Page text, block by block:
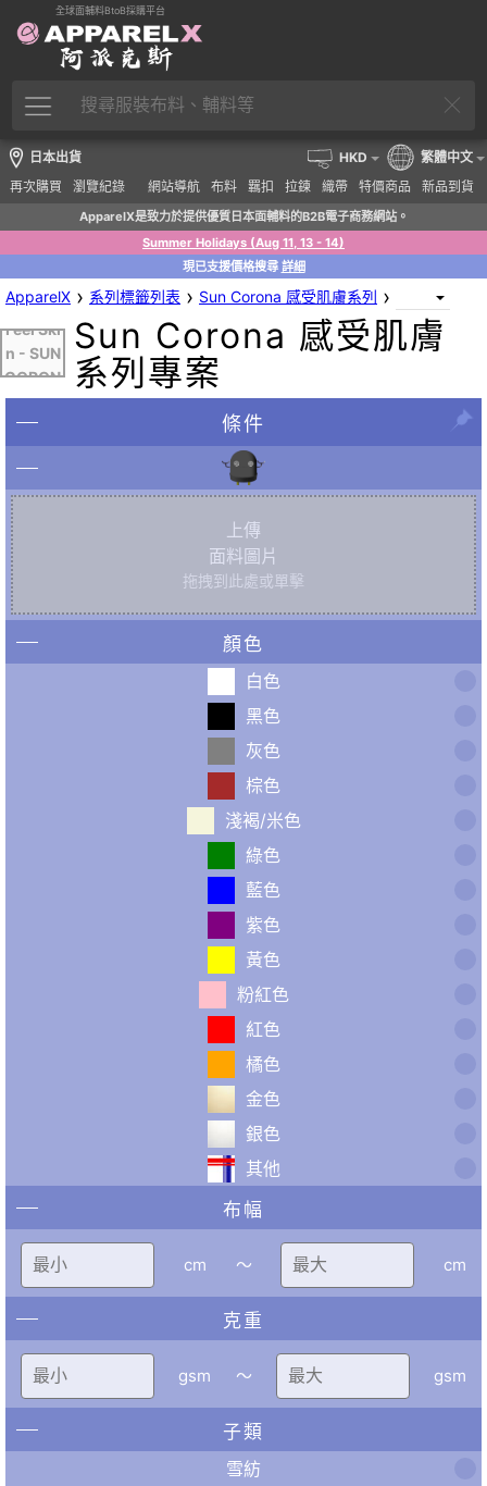
全球面輔料BtoB採購平台
日本出貨
再次購買
瀏覽紀錄 網站導航 布料 羈扣 拉鍊 織帶 特價商品 新品到貨
HKD 繁體中文
ApparelX是致力於提供優質日本面輔料的B2B電子商務網站。
Summer Holidays (Aug 11, 13 - 14)
現已支援價格搜尋 詳細
ApparelX › 系列標籤列表 › Sun Corona 感受肌膚系列 ›
Feel Ski
n - SUN
CORON
Sun Corona 感受肌膚
系列專案
條件
上傳
面料圖片
拖拽到此處或單擊
顏色
白色
黑色
灰色
棕色
淺褐/米色
綠色
藍色
紫色
黃色
粉紅色
紅色
橘色
金色
銀色
其他
布幅
cm 〜 cm
克重
gsm 〜 gsm
子類
雪紡